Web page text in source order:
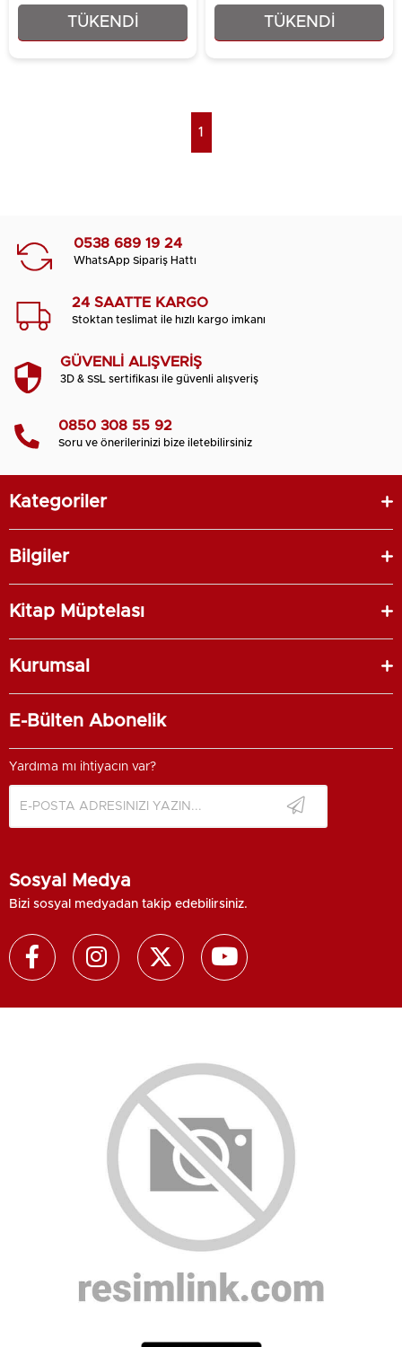
TÜKENDI
₺186,75 TÜKENDI
₺224,25
1
0538 689 19 24
WhatsApp Sipariş Hattı
24 SAATTE KARGO
Stoktan teslimat ile hızlı kargo imkanı
GÜVENLİ ALIŞVERİŞ
3D & SSL sertifikası ile güvenli alışveriş
0850 308 55 92
Soru ve önerilerinizi bize iletebilirsiniz
Kategoriler
Bilgiler
Kitap Müptelası
Kurumsal
E-Bülten Abonelik
Yardıma mı ihtiyacın var?
Sosyal Medya
Bizi sosyal medyadan takip edebilirsiniz.